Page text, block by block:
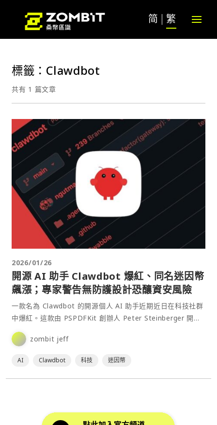
简 繁
標籤：Clawdbot
共有 1 篇文章
2026/01/26
開源 AI 助手 Clawdbot 爆紅、同名迷因幣
飆漲；專家警告無防護設計恐釀資安風險
一款名為 Clawdbot 的開源個人 AI 助手近期近日在科技社群
中爆紅。這款由 PSPDFKit 創辦人 Peter Steinberger 開發
的工具，以其主動式互動和本地運行特性，吸引了大量用戶。
然而，隨著人氣飆升，安全隱患也逐漸浮上檯面，專家警告其
zombit jeff
AI Clawdbot 科技 迷因幣